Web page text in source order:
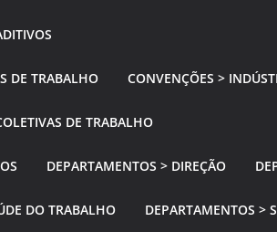
DE TRABALHO CONVENÇÕES >
DE TRABALHO
DEPARTAMENTOS > DIREÇÃO
DO TRABALHO DEPARTAMENTOS >